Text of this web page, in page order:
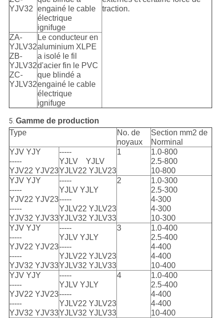
YJV32 engainé le cable
électrique
ignifuge
traction.
ZA-
YJLV32
ZB-
YJLV32
ZC-
YJLV32
Le conducteur en
aluminium XLPE
a isolé le fil
d'acier fin le PVC
que blindé a
engainé le cable
électrique
ignifuge
5. Gamme de production
Type
No. de
noyaux
Section mm2 de
Norminal
YJV YJY
-----
YJV22 YJV23
-----
YJLV YJLV
YJLV22 YJLV23
1
1.0-800
2.5-800
10-800
YJV YJY
-----
YJV22 YJV23
-----
YJV32 YJV33
-----
YJLV YJLY
-----
YJLV22 YJLV23
YJLV32 YJLV33
2
1.0-300
2.5-300
4-300
4-300
10-300
YJV YJY
-----
YJV22 YJV23
-----
YJV32 YJV33
-----
YJLV YJLY
-----
YJLV22 YJLV23
YJLV32 YJLV33
3
1.0-400
2.5-400
4-400
4-400
10-400
YJV YJY
-----
YJV22 YJV23
-----
YJV32 YJV33
-----
YJLV YJLY
-----
YJLV22 YJLV23
YJLV32 YJLV33
4
1.0-400
2.5-400
4-400
4-400
10-400